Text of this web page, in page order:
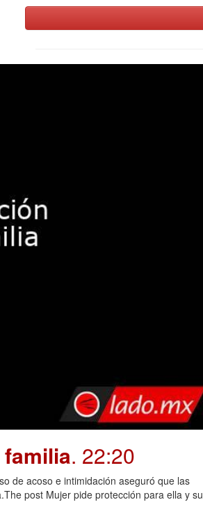
. 22:20
de acoso e intimidación aseguró que las
post Mujer pide protección para ella y su